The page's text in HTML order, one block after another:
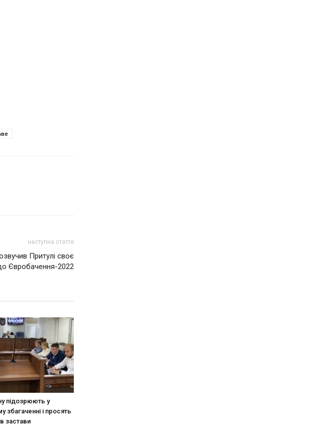
наступна стаття
Притулі своє
Євробачення-2022
підозрюють у
збагаченні і просять
застави